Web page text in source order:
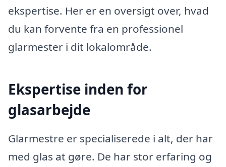
ekspertise. Her er en oversigt over, hvad
du kan forvente fra en professionel
glarmester i dit lokalområde.
Ekspertise inden for
glasarbejde
Glarmestre er specialiserede i alt, der har
med glas at gøre. De har stor erfaring og